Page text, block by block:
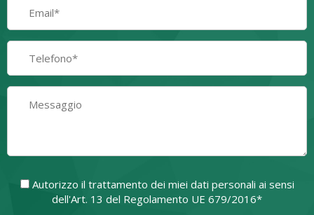
Autorizzo il trattamento dei miei dati personali ai sensi
dell'Art. 13 del Regolamento UE 679/2016*